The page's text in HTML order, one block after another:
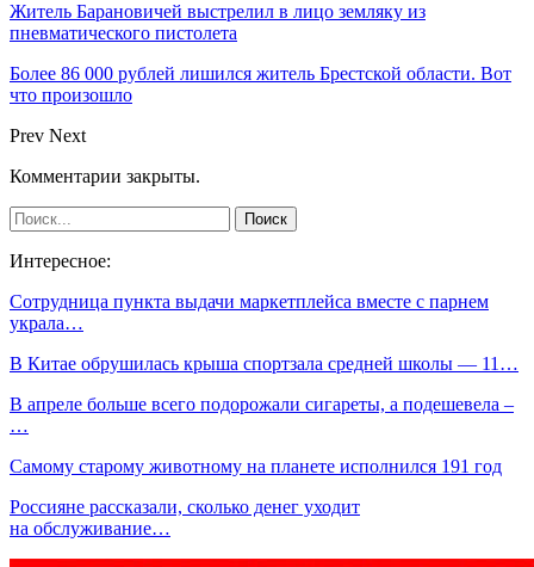
Житель Барановичей выстрелил в лицо земляку из
пневматического пистолета
Более 86 000 рублей лишился житель Брестской области. Вот
что произошло
Prev Next
Комментарии закрыты.
Интересное:
Сотрудница пункта выдачи маркетплейса вместе с парнем
украла…
В Китае обрушилась крыша спортзала средней школы — 11…
В апреле больше всего подорожали сигареты, а подешевела –
…
Самому старому животному на планете исполнился 191 год
Россияне рассказали, сколько денег уходит
на обслуживание…